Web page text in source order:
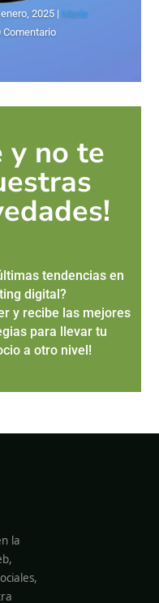
2025| María
y no te
tendencias en
digital?
y recibe las mejores
para llevar tu
a otro nivel!
la